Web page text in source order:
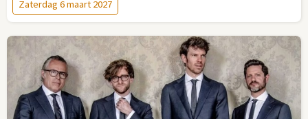
Zaterdag 6 maart 2027